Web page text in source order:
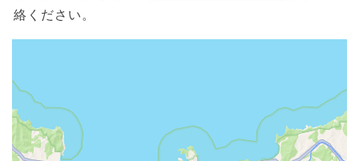
絡ください。